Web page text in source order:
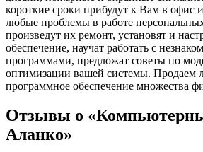
короткие сроки прибудут к Вам в офис
любые проблемы в работе
произведут их ремонт, установят и
обеспечение, научат работать с
программами, предложат советы по
оптимизации вашей системы. Продаем
программное обеспечение множества
Отзывы о
Аланко»